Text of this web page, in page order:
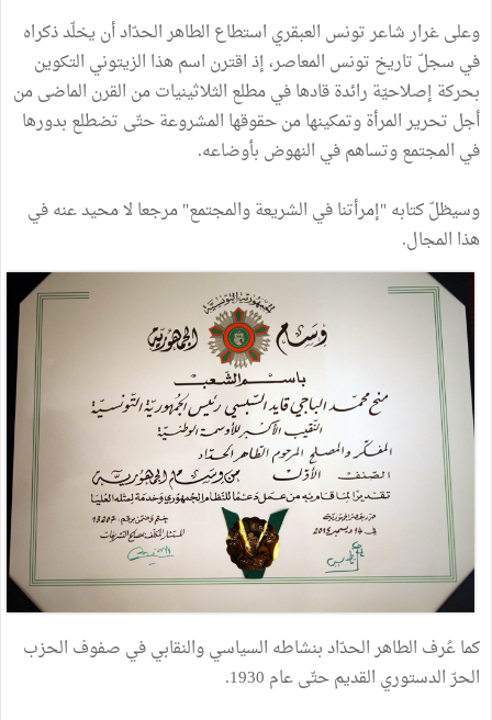
وعلى غرار شاعر تونس العبقري استطاع الطاهر الحدّاد أن يخلّد ذكراه
في سجلّ تاريخ تونس المعاصر، إذ اقترن اسم هذا الزيتوني التكوين
بحركة إصلاحيّة رائدة قادها في مطلع الثلاثينيات من القرن الماضى من
أجل تحرير المرأة وتمكينها من حقوقها المشروعة حتّى تضطلع بدورها
في المجتمع وتساهم في النهوض بأوضاعه.
وسيظلّ كتابه "إمرأتنا في الشريعة والمجتمع" مرجعا لا محيد عنه في
هذا المجال.
كما عُرف الطاهر الحدّاد بنشاطه السياسي والنقابي في صفوف الحزب
الحرّ الدستوري القديم حتّى عام 1930.